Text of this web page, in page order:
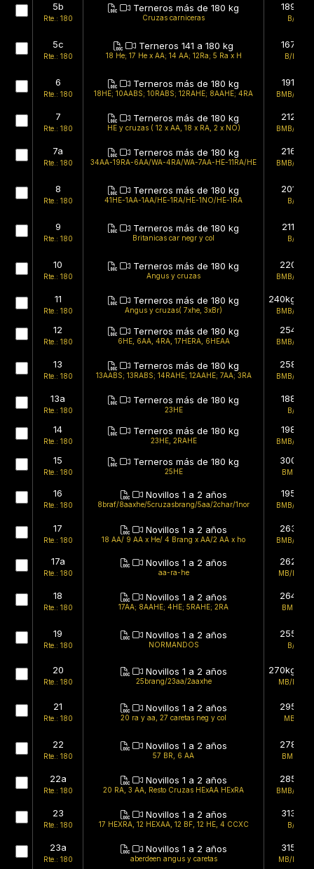
5b
Rte.: 180
Terneros más de 180 kg
Cruzas carniceras
189kg
B/B
5c
Rte.: 180
Terneros 141 a 180 kg
18 He; 17 He x AA; 14 AA; 12Ra; 5 Ra x H
167kg
B/BR
6
Rte.: 180
Terneros más de 180 kg
18HE; 10AABS; 10RABS; 12RAHE; 8AAHE; 4RA
191kg
BMB/BMB
7
Rte.: 180
Terneros más de 180 kg
HE y cruzas ( 12 x AA, 18 x RA, 2 x NO)
212kg
BMB/BMB
7a
Rte.: 180
Terneros más de 180 kg
34AA-19RA-6AA/WA-4RA/WA-7AA-HE-11RA/HE
216kg
BMB/BMB
8
Rte.: 180
Terneros más de 180 kg
41HE-1AA-1AA/HE-1RA/HE-1NO/HE-1RA
201kg
B/B
9
Rte.: 180
Terneros más de 180 kg
Britanicas car negr y col
211kg
B/B
10
Rte.: 180
Terneros más de 180 kg
Angus y cruzas
220kg
BMB/BMB
11
Rte.: 180
Terneros más de 180 kg
Angus y cruzas( 7xhe, 3xBr)
240kg
BMB/BMB
12
Rte.: 180
Terneros más de 180 kg
6HE, 6AA, 4RA, 17HERA, 6HEAA
254kg
BMB/BMB
13
Rte.: 180
Terneros más de 180 kg
13AABS; 13RABS; 14RAHE; 12AAHE; 7AA; 3RA
258kg
BMB/BMB
13a
Rte.: 180
Terneros más de 180 kg
23HE
188kg
B/B
14
Rte.: 180
Terneros más de 180 kg
23HE, 2RAHE
198kg
BMB/BMB
15
Rte.: 180
Terneros más de 180 kg
25HE
300kg
BMB/B
16
Rte.: 180
Novillos 1 a 2 años
8braf/8aaxhe/5cruzasbrang/5aa/2char/1nor
195kg
BMB/BMB
17
Rte.: 180
Novillos 1 a 2 años
18 AA/ 9 AA x He/ 4 Brang x AA/2 AA x ho
263kg
BMB/BMB
17a
Rte.: 180
Novillos 1 a 2 años
aa-ra-he
262kg
MB/BMB
18
Rte.: 180
Novillos 1 a 2 años
17AA; 8AAHE; 4HE; 5RAHE; 2RA
264kg
BMB/B
19
Rte.: 180
Novillos 1 a 2 años
NORMANDOS
255kg
B/B
20
Rte.: 180
Novillos 1 a 2 años
25brang/23aa/2aaxhe
270kg
MB/BMB
21
Rte.: 180
Novillos 1 a 2 años
20 ra y aa, 27 caretas neg y col
295kg
MB/B
22
Rte.: 180
Novillos 1 a 2 años
57 BR, 6 AA
278kg
BMB/B
22a
Rte.: 180
Novillos 1 a 2 años
20 RA, 3 AA, Resto Cruzas HExAA HExRA
285kg
BMB/BMB
23
Rte.: 180
Novillos 1 a 2 años
17 HEXRA, 12 HEXAA, 12 BF, 12 HE, 4 CCXC
313kg
B/B
23a
Rte.: 180
Novillos 1 a 2 años
aberdeen angus y caretas
315kg
MB/BMB